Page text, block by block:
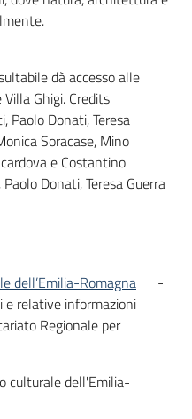
dà accesso alle
Ghigi. Credits
Paolo Donati, Teresa
Soracase, Mino
e Costantino
Donati, Teresa Guerra
dell’Emilia-Romagna
-
relative informazioni
Regionale per
culturale dell'Emilia-